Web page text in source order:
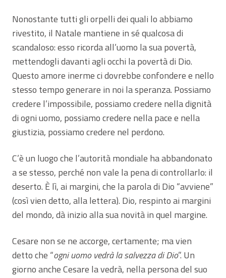
Nonostante tutti gli orpelli dei quali lo abbiamo
rivestito, il Natale mantiene in sé qualcosa di
scandaloso: esso ricorda all’uomo la sua povertà,
mettendogli davanti agli occhi la povertà di Dio.
Questo amore inerme ci dovrebbe confondere e nello
stesso tempo generare in noi la speranza. Possiamo
credere l’impossibile, possiamo credere nella dignità
di ogni uomo, possiamo credere nella pace e nella
giustizia, possiamo credere nel perdono.
C’è un luogo che l’autorità mondiale ha abbandonato
a se stesso, perché non vale la pena di controllarlo: il
deserto. È lì, ai margini, che la parola di Dio “avviene”
(così vien detto, alla lettera). Dio, respinto ai margini
del mondo, dà inizio alla sua novità in quel margine.
Cesare non se ne accorge, certamente; ma vien
detto che “ogni uomo vedrà la salvezza di Dio”. Un
giorno anche Cesare la vedrà, nella persona del suo